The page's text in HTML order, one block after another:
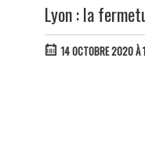
Lyon : la
14 OCTOBRE 2020 À